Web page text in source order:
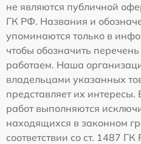
не являются публичной
ГК РФ. Названия и
упоминаются только в
чтобы обозначить
работаем. Наша
владельцами указанных
представляет их
работ выполняются
находящихся в законном
соответствии со ст. 1487 ГК